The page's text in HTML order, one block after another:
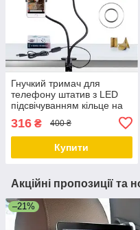
Гнучкий тримач для
телефону штатив з LED
підсвічуванням кільце на
Professional Live Stream
316 ₴ 400 ₴
Купити
Акційні пропозиції та
–21%